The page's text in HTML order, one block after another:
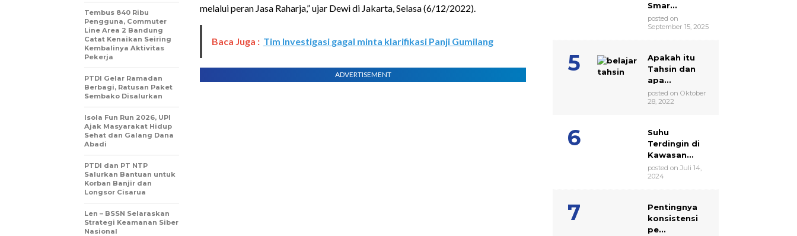
melalui peran Jasa Raharja,” ujar Dewi di Jakarta, Selasa (6/12/2022).
Baca Juga : Tim Investigasi gagal minta klarifikasi Panji Gumilang
ADVERTISEMENT
Tembus 840 Ribu
Pengguna, Commuter
Line Area 2 Bandung
Catat Kenaikan Seiring
Kembalinya Aktivitas
Pekerja
PTDI Gelar Ramadan
Berbagi, Ratusan Paket
Sembako Disalurkan
Isola Fun Run 2026, UPI
Ajak Masyarakat Hidup
Sehat dan Galang Dana
Abadi
PTDI dan PT NTP
Salurkan Bantuan untuk
Korban Banjir dan
Longsor Cisarua
Len – BSSN Selaraskan
Strategi Keamanan Siber
Nasional
Smar...
posted on
September 15, 2025
Apakah itu
Tahsin dan
apa...
posted on Oktober
28, 2022
Suhu
Terdingin di
Kawasan...
posted on Juli 14,
2024
Pentingnya
konsistensi
pe...